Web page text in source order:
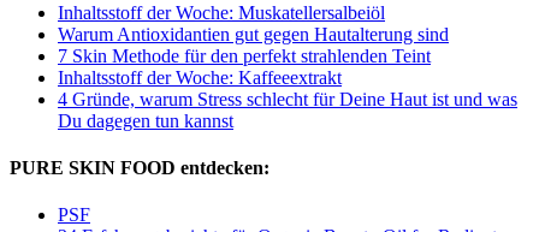
Inhaltsstoff der Woche: Muskatellersalbeiöl
Warum Antioxidantien gut gegen Hautalterung sind
7 Skin Methode für den perfekt strahlenden Teint
Inhaltsstoff der Woche: Kaffeeextrakt
4 Gründe, warum Stress schlecht für Deine Haut ist und was
Du dagegen tun kannst
PURE SKIN FOOD entdecken:
PSF